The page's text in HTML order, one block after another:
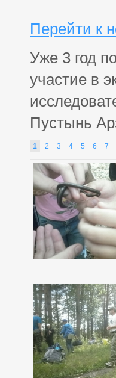
Перейти к
Уже 3 год
участие в
Пустынь
1 2 3 4 5 6 7